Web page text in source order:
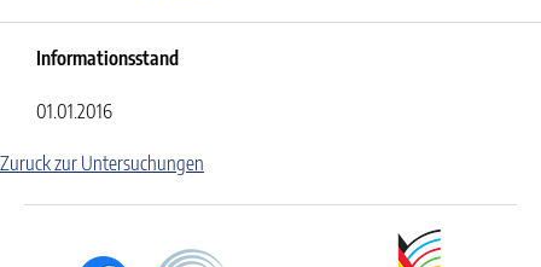
Informationsstand
01.01.2016
Zuruck zur Untersuchungen